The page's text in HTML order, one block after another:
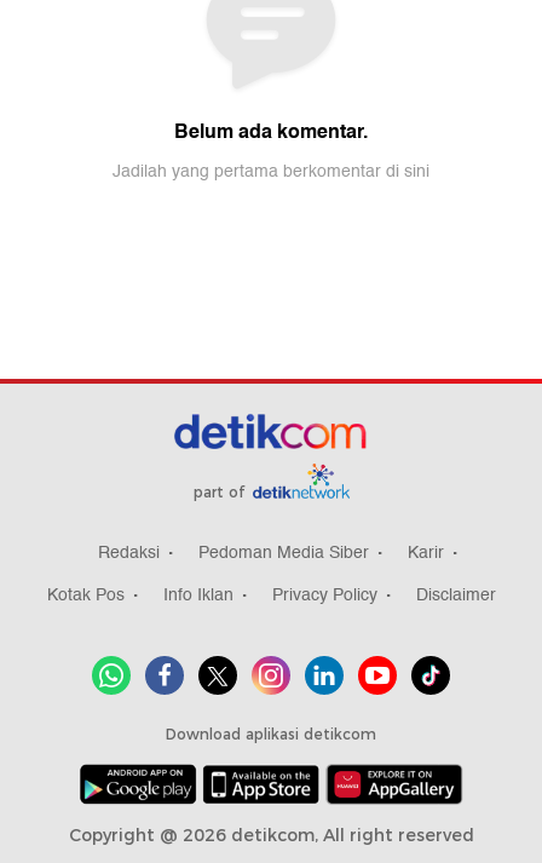
part of
Redaksi Pedoman Media Siber
Karir
Kotak Pos
Info Iklan Privacy Policy Disclaimer
Download aplikasi detikcom
Copyright @ 2026 detikcom, All right reserved